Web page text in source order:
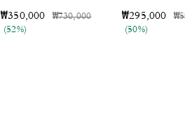
₩350,000 가격 인하 전
₩730,000인하됨
(52%)
₩295,000 가
(50%)